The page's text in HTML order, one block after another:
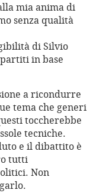
mia anima di
senza qualità
di Silvio
in base
a ricondurre
tema che generi
toccherebbe
tecniche.
e il dibattito è
tutti
Non